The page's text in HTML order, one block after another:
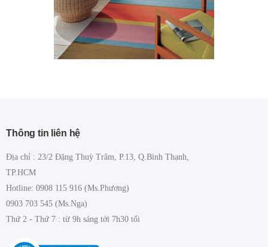
Thông tin liên hệ
Địa chỉ : 23/2 Đặng Thuỳ Trâm, P.13, Q.Bình Thạnh,
TP.HCM
Hotline: 0908 115 916 (Ms.Phương)
0903 703 545 (Ms.Nga)
Thứ 2 - Thứ 7 : từ 9h sáng tới 7h30 tối